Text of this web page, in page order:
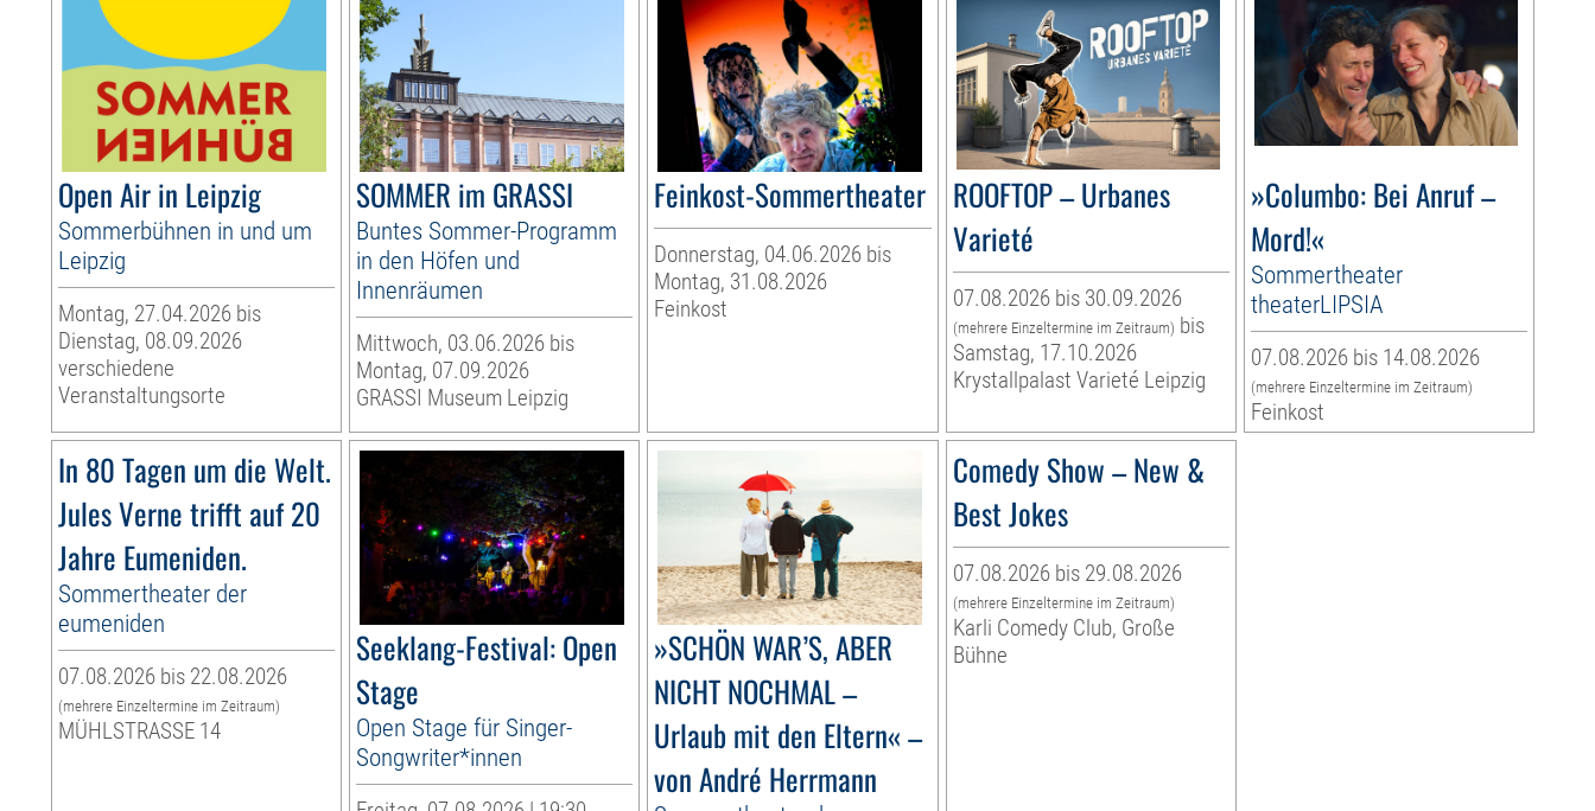
Open Air in Leipzig
Sommerbühnen in und um
Leipzig
Montag, 27.04.2026 bis
Dienstag, 08.09.2026
verschiedene
Veranstaltungsorte
SOMMER im GRASSI
Buntes Sommer-Programm
in den Höfen und
Innenräumen
Mittwoch, 03.06.2026 bis
Montag, 07.09.2026
GRASSI Museum Leipzig
Feinkost-Sommertheater
Donnerstag, 04.06.2026 bis
Montag, 31.08.2026
Feinkost
ROOFTOP – Urbanes
Varieté
07.08.2026 bis 30.09.2026
(mehrere Einzeltermine im Zeitraum) bis
Samstag, 17.10.2026
Krystallpalast Varieté Leipzig
»Columbo: Bei Anruf –
Mord!«
Sommertheater
theaterLIPSIA
07.08.2026 bis 14.08.2026
(mehrere Einzeltermine im Zeitraum)
Feinkost
In 80 Tagen um die Welt.
Jules Verne trifft auf 20
Jahre Eumeniden.
Sommertheater der
eumeniden
07.08.2026 bis 22.08.2026
(mehrere Einzeltermine im Zeitraum)
MÜHLSTRASSE 14
Seeklang-Festival: Open
Stage
Open Stage für Singer-
Songwriter*innen
»SCHÖN WAR’S, ABER
NICHT NOCHMAL –
Urlaub mit den Eltern« –
von André Herrmann
Comedy Show – New &
Best Jokes
07.08.2026 bis 29.08.2026
(mehrere Einzeltermine im Zeitraum)
Karli Comedy Club, Große
Bühne